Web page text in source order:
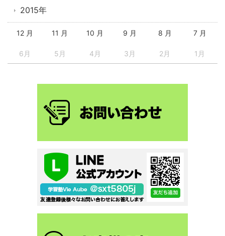
2015年
12 月 11 月 10 月 9 月 8 月 7 月
6月 5月 4月 3月 2月 1月